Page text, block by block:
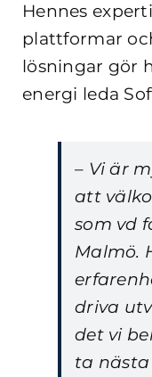
Hennes
plattformar
lösningar gör
energi leda
– Vi är
att
som vd
Malmö.
driva
det vi
ta